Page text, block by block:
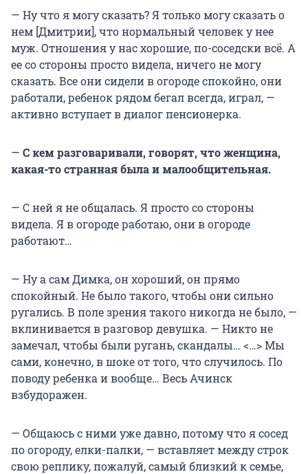
— Ну что я могу сказать? Я только могу сказать о
нем [Дмитрии], что нормальный человек у нее
муж. Отношения у нас хорошие, по-соседски всё. А
ее со стороны просто видела, ничего не могу
сказать. Все они сидели в огороде спокойно, они
работали, ребенок рядом бегал всегда, играл, —
активно вступает в диалог пенсионерка.
— С кем разговаривали, говорят, что женщина,
какая-то странная была и малообщительная.
— С ней я не общалась. Я просто со стороны
видела. Я в огороде работаю, они в огороде
работают…
— Ну а сам Димка, он хороший, он прямо
спокойный. Не было такого, чтобы они сильно
ругались. В поле зрения такого никогда не было, —
вклинивается в разговор девушка. — Никто не
замечал, чтобы были ругань, скандалы… <…> Мы
сами, конечно, в шоке от того, что случилось. По
поводу ребенка и вообще… Весь Ачинск
взбудоражен.
— Общаюсь с ними уже давно, потому что я сосед
по огороду, елки-палки, — вставляет между строк
свою реплику, пожалуй, самый близкий к семье,